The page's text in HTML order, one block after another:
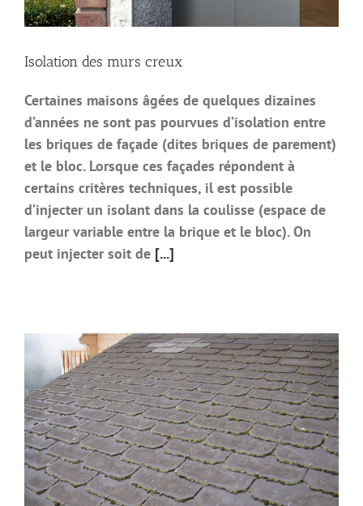
Isolation des murs creux
Certaines maisons âgées de quelques dizaines
d’années ne sont pas pourvues d’isolation entre
les briques de façade (dites briques de parement)
et le bloc. Lorsque ces façades répondent à
certains critères techniques, il est possible
d’injecter un isolant dans la coulisse (espace de
largeur variable entre la brique et le bloc). On
peut injecter soit de [...]